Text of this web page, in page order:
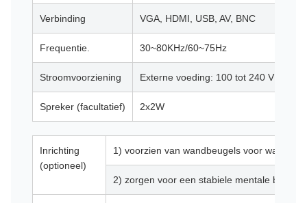
Verbinding VGA, HDMI, USB, AV, BNC
Frequentie. 30~80KHz/60~75Hz
Stroomvoorziening Externe voeding: 100 tot 240 V
Spreker (facultatief) 2x2W
Inrichting
(optioneel)
1) voorzien van wandbeugels voor
2) zorgen voor een stabiele mentale basis